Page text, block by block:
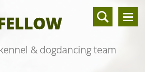
& dogdancing team